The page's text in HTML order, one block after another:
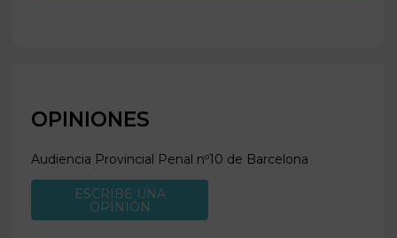
OPINIONES
Audiencia Provincial Penal nº10 de Barcelona
ESCRIBE UNA
OPINIÓN